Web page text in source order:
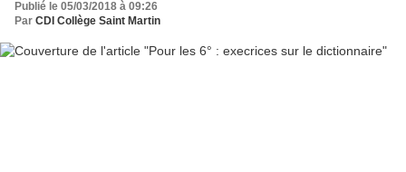
Publié le 05/03/2018 à 09:26
Par CDI Collège Saint Martin